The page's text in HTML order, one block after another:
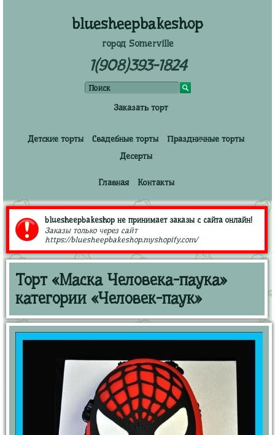
bluesheepbakeshop
город Somerville
1(908)393-1824
Заказать торт
Детские торты Свадебные торты
Праздничные торты
Десерты
Главная Контакты
bluesheepbakeshop не принимает заказы с сайта онлайн!
Заказы только через сайт
https://bluesheepbakeshop.myshopify.com/
Торт «Маска Человека-паука»
категории «Человек-паук»